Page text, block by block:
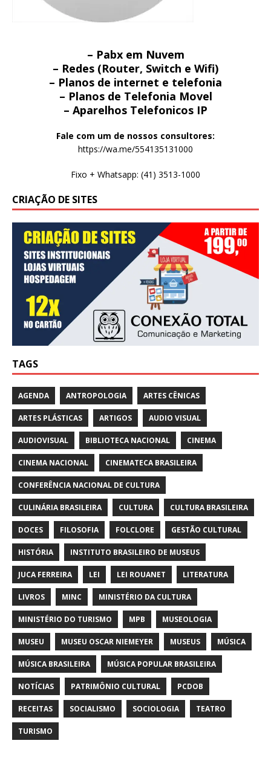
– Pabx em Nuvem
– Redes (Router, Switch e Wifi)
– Planos de internet e telefonia
– Planos de Telefonia Movel
– Aparelhos Telefonicos IP
Fale com um de nossos consultores:
https://wa.me/554135131000
Fixo + Whatsapp: (41) 3513-1000
CRIAÇÃO DE SITES
TAGS
AGENDA ANTROPOLOGIA ARTES CÊNICAS
ARTES PLÁSTICAS ARTIGOS AUDIO VISUAL
AUDIOVISUAL BIBLIOTECA NACIONAL CINEMA
CINEMA NACIONAL CINEMATECA BRASILEIRA
CONFERÊNCIA NACIONAL DE CULTURA
CULINÁRIA BRASILEIRA CULTURA CULTURA BRASILEIRA
DOCES FILOSOFIA FOLCLORE GESTÃO CULTURAL
HISTÓRIA INSTITUTO BRASILEIRO DE MUSEUS
JUCA FERREIRA LEI LEI ROUANET LITERATURA
LIVROS MINC MINISTÉRIO DA CULTURA
MINISTÉRIO DO TURISMO MPB MUSEOLOGIA
MUSEU MUSEU OSCAR NIEMEYER MUSEUS MÚSICA
MÚSICA BRASILEIRA MÚSICA POPULAR BRASILEIRA
NOTÍCIAS PATRIMÔNIO CULTURAL PCDOB
RECEITAS SOCIALISMO SOCIOLOGIA TEATRO
TURISMO